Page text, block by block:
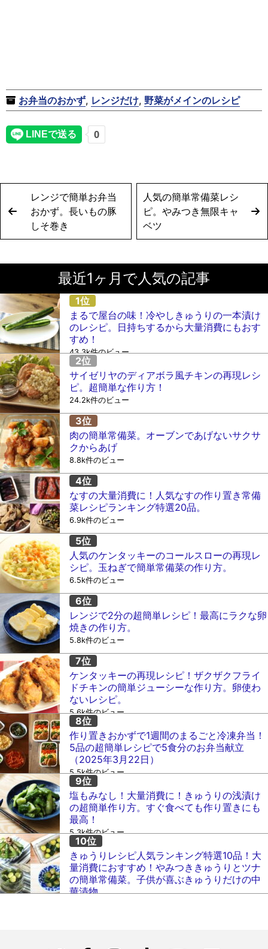
お弁当のおかず, レンジだけ, 野菜がメインのレシピ
レンジで簡単お弁当
おかず。長いもの豚
しそ巻き
人気の簡単常備菜レシ
ピ。やみつき無限キャ
ベツ
最近1ヶ月で人気の記事
まるで屋台の味！冷やしきゅうりの一本漬け
のレシピ。日持ちするから大量消費にもおす
すめ！
43.3k件のビュー
サイゼリヤのディアボラ風チキンの再現レシ
ピ。超簡単な作り方！
24.2k件のビュー
肉の簡単常備菜。オーブンであげないサクサ
クからあげ
8.8k件のビュー
なすの大量消費に！人気なすの作り置き常備
菜レシピランキング特選20品。
6.9k件のビュー
人気のケンタッキーのコールスローの再現レ
シピ。玉ねぎで簡単常備菜の作り方。
6.5k件のビュー
レンジで2分の超簡単レシピ！最高にラクな卵
焼きの作り方。
5.8k件のビュー
ケンタッキーの再現レシピ！ザクザクフライ
ドチキンの簡単ジューシーな作り方。卵使わ
ないレシピ。
5.6k件のビュー
作り置きおかずで1週間のまるごと冷凍弁当！
5品の超簡単レシピで5食分のお弁当献立
（2025年3月22日）
5.5k件のビュー
塩もみなし！大量消費に！きゅうりの浅漬け
の超簡単作り方。すぐ食べても作り置きにも
最高！
5.3k件のビュー
きゅうりレシピ人気ランキング特選10品！大
量消費におすすめ！やみつききゅうりとツナ
の簡単常備菜。子供が喜ぶきゅうりだけの中
華漬物。